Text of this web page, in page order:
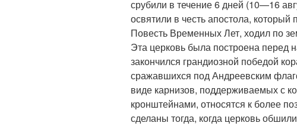
срубили в течение 6 дней (10—16
освятили в честь апостола,
Повесть Временных Лет, ходил по
Эта церковь была построена перед
закончился грандиозной победой
сражавшихся под Андреевским
виде карнизов, поддерживаемых с
кронштейнами, относятся к более
сделаны тогда, когда церковь